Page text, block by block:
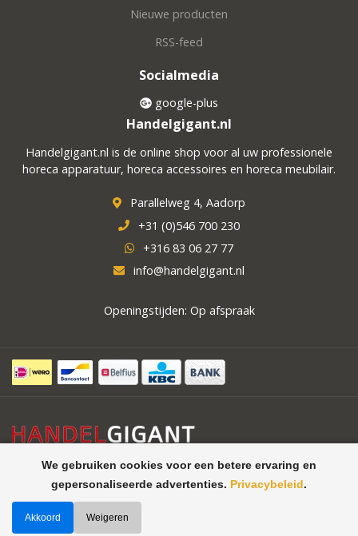
We gebruiken cookies voor een betere ervaring en
gepersonaliseerde advertenties. Privacybeleid.
Akkoord Weigeren
Nieuwe producten
RSS-feed
Socialmedia
google-plus
Handelgigant.nl
Handelgigant.nl is de online shop voor al uw professionele
horeca apparatuur, horeca accessoires en horeca meubilair.
Parallelweg 4, Aadorp
+31 (0)546 700 230
+316 83 06 27 77
info@handelgigant.nl
Openingstijden: Op afspraak